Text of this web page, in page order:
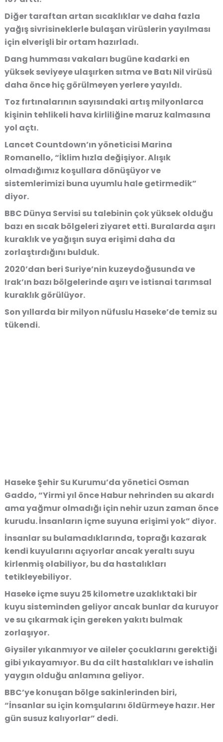
Diğer taraftan artan sıcaklıklar ve daha fazla
yağış sivrisineklerle bulaşan virüslerin yayılması
için elverişli bir ortam hazırladı.
Dang humması vakaları bugüne kadarki en
yüksek seviyeye ulaşırken sıtma ve Batı Nil virüsü
daha önce hiç görülmeyen yerlere yayıldı.
Toz fırtınalarının sayısındaki artış milyonlarca
kişinin tehlikeli hava kirliliğine maruz kalmasına
yol açtı.
Lancet Countdown’ın yöneticisi Marina
Romanello, “İklim hızla değişiyor. Alışık
olmadığımız koşullara dönüşüyor ve
sistemlerimizi buna uyumlu hale getirmedik”
diyor.
BBC Dünya Servisi su talebinin çok yüksek olduğu
bazı en sıcak bölgeleri ziyaret etti. Buralarda aşırı
kuraklık ve yağışın suya erişimi daha da
zorlaştırdığını bulduk.
2020’dan beri Suriye’nin kuzeydoğusunda ve
Irak’ın bazı bölgelerinde aşırı ve istisnai tarımsal
kuraklık görülüyor.
Son yıllarda bir milyon nüfuslu Haseke’de temiz su
tükendi.
Haseke Şehir Su Kurumu’da yönetici Osman
Gaddo, “Yirmi yıl önce Habur nehrinden su akardı
ama yağmur olmadığı için nehir uzun zaman önce
kurudu. İnsanların içme suyuna erişimi yok” diyor.
İnsanlar su bulamadıklarında, toprağı kazarak
kendi kuyularını açıyorlar ancak yeraltı suyu
kirlenmiş olabiliyor, bu da hastalıkları
tetikleyebiliyor.
Haseke içme suyu 25 kilometre uzaklıktaki bir
kuyu sisteminden geliyor ancak bunlar da kuruyor
ve su çıkarmak için gereken yakıtı bulmak
zorlaşıyor.
Giysiler yıkanmıyor ve aileler çocuklarını gerektiği
gibi yıkayamıyor. Bu da cilt hastalıkları ve ishalin
yaygın olduğu anlamına geliyor.
BBC’ye konuşan bölge sakinlerinden biri,
“İnsanlar su için komşularını öldürmeye hazır. Her
gün susuz kalıyorlar” dedi.